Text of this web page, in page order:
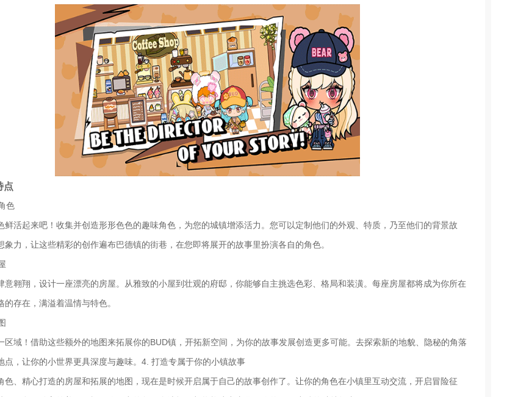
点
色
鲜活起来吧！收集并创造形形色色的趣味角色，为您的城镇增添活力。您可以定制他们的外观、特质，乃至他们的背景故
象力，让这些精彩的创作遍布巴德镇的街巷，在您即将展开的故事里扮演各自的角色。
意翱翔，设计一座漂亮的房屋。从雅致的小屋到壮观的府邸，你能够自主挑选色彩、格局和装潢。每座房屋都将成为你所在
的存在，满溢着温情与特色。
区域！借助这些额外的地图来拓展你的BUD镇，开拓新空间，为你的故事发展创造更多可能。去探索新的地貌、隐秘的角落
点，让你的小世界更具深度与趣味。4. 打造专属于你的小镇故事
色、精心打造的房屋和拓展的地图，现在是时候开启属于自己的故事创作了。让你的角色在小镇里互动交流，开启冒险征